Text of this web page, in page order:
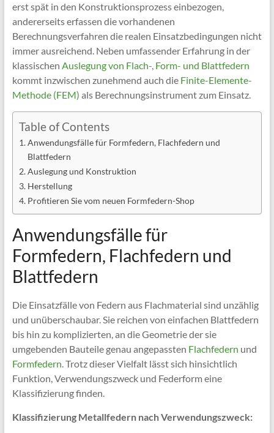
erst spät in den Konstruktionsprozess einbezogen,
andererseits erfassen die vorhandenen
Berechnungsverfahren die realen Einsatzbedingungen nicht
immer ausreichend. Neben umfassender Erfahrung in der
klassischen Auslegung von Flach-, Form- und Blattfedern
kommt inzwischen zunehmend auch die Finite-Elemente-
Methode (FEM) als Berechnungsinstrument zum Einsatz.
Table of Contents
Anwendungsfälle für Formfedern, Flachfedern und
Blattfedern
Auslegung und Konstruktion
Herstellung
Profitieren Sie vom neuen Formfedern-Shop
Anwendungsfälle für
Formfedern, Flachfedern und
Blattfedern
Die Einsatzfälle von Federn aus Flachmaterial sind unzählig
und unüberschaubar. Sie reichen von einfachen Blattfedern
bis hin zu komplizierten, an die Geometrie der sie
umgebenden Bauteile genau angepassten Flachfedern und
Formfedern. Trotz dieser Vielfalt lässt sich hinsichtlich
Funktion, Verwendungszweck und Federform eine
Klassifizierung finden.
Klassifizierung Metallfedern nach Verwendungszweck: